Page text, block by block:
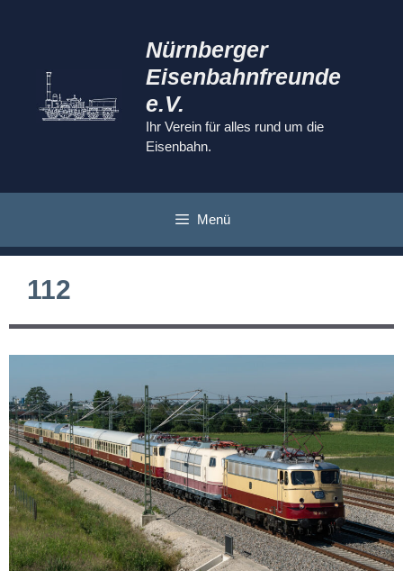
Nürnberger
Eisenbahnfreunde
e.V.
Ihr Verein für alles rund um die
Eisenbahn.
Menü
112